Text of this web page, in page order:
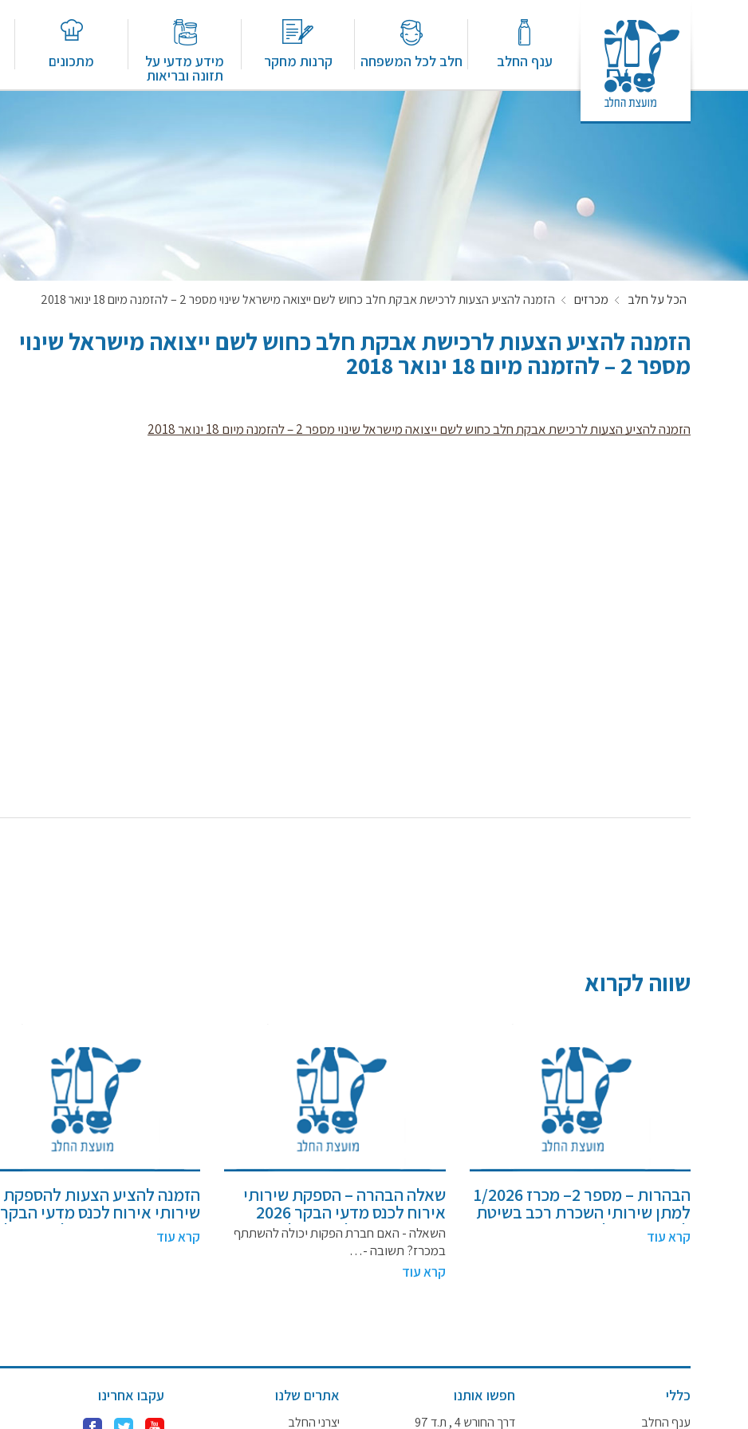
ענף החלב חלב לכל המשפחה קרנות מחקר מידע מדעי על
תזונה ובריאות
מתכונים
הכל על חלב מכרזים הזמנה להציע הצעות לרכישת אבקת חלב כחוש לשם ייצואה מישראל שינוי מספר 2 – להזמנה מיום 18 ינואר 2018
הזמנה להציע הצעות לרכישת אבקת חלב כחוש לשם ייצואה מישראל שינוי
מספר 2 – להזמנה מיום 18 ינואר 2018
הזמנה להציע הצעות לרכישת אבקת חלב כחוש לשם ייצואה מישראל שינוי מספר 2 – להזמנה מיום 18 ינואר 2018
שווה לקרוא
הבהרות – מספר 2– מכרז 1/2026
למתן שירותי השכרת רכב בשיטת
ליסינג תפעולי
קרא עוד
שאלה הבהרה – הספקת שירותי
אירוח לכנס מדעי הבקר 2026
עבור המועצה לענף החלב
בישראל , ייצור ושיווק (חל"צ) –
מכרז מספר 2/2026
השאלה - האם חברת הפקות יכולה להשתתף
במכרז? תשובה -…
קרא עוד
הזמנה להציע הצעות להספקת
שירותי אירוח לכנס מדעי הבקר
2026 עבור המועצה לענף החלב
בישראל , ייצור ושיווק (חל"צ) –
קרא עוד
כללי
ענף החלב
חפשו אותנו
דרך החורש 4 , ת.ד 97
אתרים שלנו
יצרני החלב
עקבו אחרינו